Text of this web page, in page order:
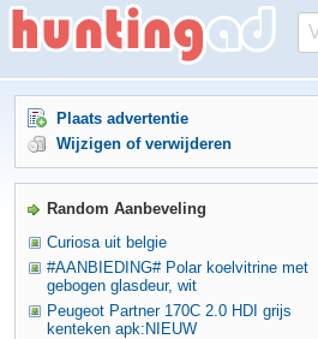
Plaats advertentie
Wijzigen of verwijderen
Random Aanbeveling
Curiosa uit belgie
#AANBIEDING# Polar koelvitrine met
gebogen glasdeur, wit
Peugeot Partner 170C 2.0 HDI grijs
kenteken apk:NIEUW